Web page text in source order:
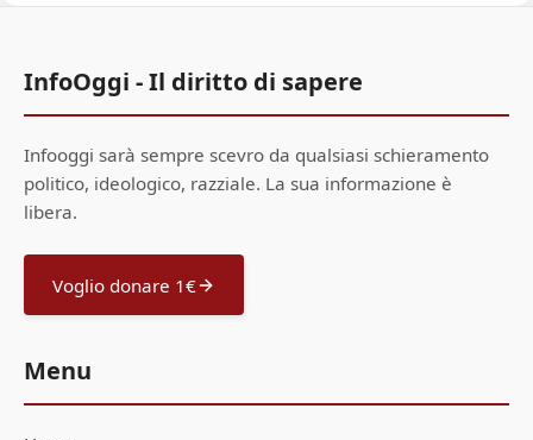
InfoOggi - Il diritto di sapere
Infooggi sarà sempre scevro da qualsiasi schieramento
politico, ideologico, razziale. La sua informazione è
libera.
Voglio donare 1€
Menu